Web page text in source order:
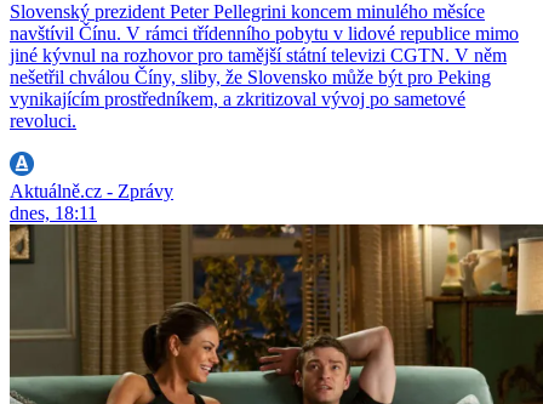
Slovenský prezident Peter Pellegrini koncem minulého měsíce
navštívil Čínu. V rámci třídenního pobytu v lidové republice mimo
jiné kývnul na rozhovor pro tamější státní televizi CGTN. V něm
nešetřil chválou Číny, sliby, že Slovensko může být pro Peking
vynikajícím prostředníkem, a zkritizoval vývoj po sametové
revoluci.
Aktuálně.cz - Zprávy
dnes, 18:11